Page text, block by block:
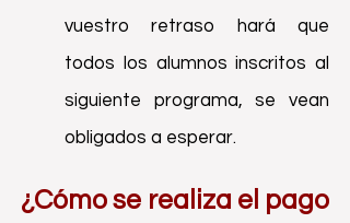
vuestro retraso hará que
todos los alumnos inscritos al
siguiente programa, se vean
obligados a esperar.
¿Cómo se realiza el pago